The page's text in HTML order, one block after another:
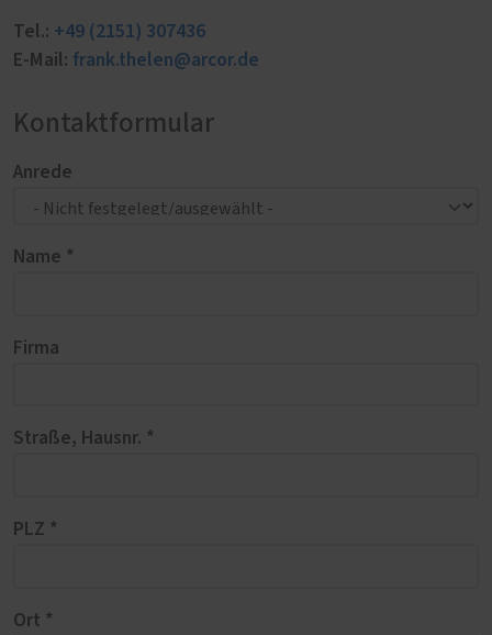
Tel.: +49 (2151) 307436
E-Mail: frank.thelen@arcor.de
Kontaktformular
Anrede
Name *
Firma
Straße, Hausnr. *
PLZ *
Ort *